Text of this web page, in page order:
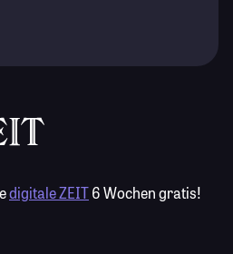
digitale ZEIT6 Wochen gratis!